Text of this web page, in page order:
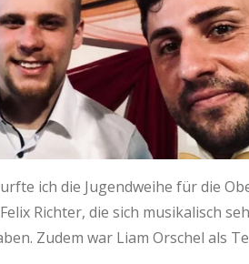
ich die Jugendweihe für die
Richter, die sich musikalisch
Zudem war Liam Orschel als